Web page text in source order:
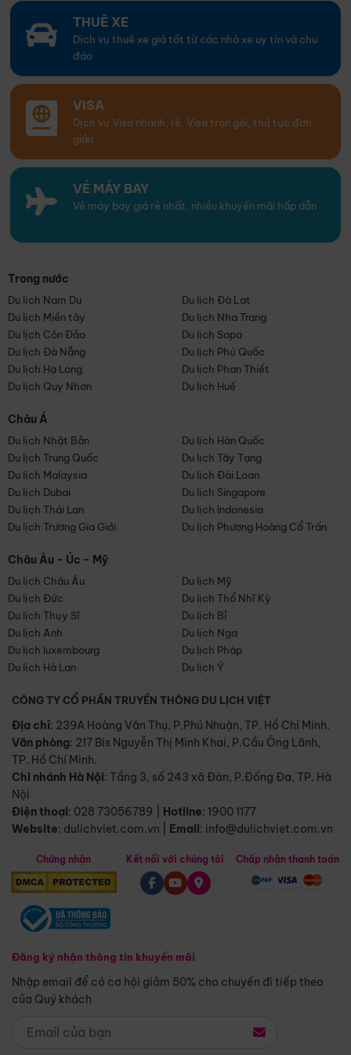
THUÊ XE
Dịch vụ thuê xe giá tốt từ các nhà xe uy tín và chu
đáo
VISA
Dịch vụ Visa nhanh, rẻ. Visa trọn gói, thủ tục đơn
giản
VÉ MÁY BAY
Vé máy bay giá rẻ nhất, nhiều khuyến mãi hấp dẫn
Trong nước
Du lịch Nam Du
Du lịch Đà Lạt
Du lịch Miền tây
Du lịch Nha Trang
Du lịch Côn Đảo
Du lịch Sapa
Du lịch Đà Nẵng
Du lịch Phú Quốc
Du lịch Hạ Long
Du lịch Phan Thiết
Du lịch Quy Nhơn
Du lịch Huế
Châu Á
Du lịch Nhật Bản
Du lịch Hàn Quốc
Du lịch Trung Quốc
Du lịch Tây Tạng
Du lịch Malaysia
Du lịch Đài Loan
Du lịch Dubai
Du lịch Singapore
Du lịch Thái Lan
Du lịch Indonesia
Du lịch Trương Gia Giới
Du lịch Phượng Hoàng Cổ Trấn
Châu Âu - Úc - Mỹ
Du lịch Châu Âu
Du lịch Mỹ
Du lịch Đức
Du lịch Thổ Nhĩ Kỳ
Du lịch Thụy Sĩ
Du lịch Bỉ
Du lịch Anh
Du lịch Nga
Du lịch luxembourg
Du lịch Pháp
Du lịch Hà Lan
Du lịch Ý
CÔNG TY CỔ PHẦN TRUYỀN THÔNG DU LỊCH VIỆT
Địa chỉ: 239A Hoàng Văn Thụ, P.Phú Nhuận, TP. Hồ Chí Minh.
Văn phòng: 217 Bis Nguyễn Thị Minh Khai, P.Cầu Ông Lãnh,
TP. Hồ Chí Minh.
Chi nhánh Hà Nội: Tầng 3, số 243 xã Đàn, P.Đống Đa, TP. Hà
Nội
Điện thoại: 028 73056789 Hotline: 1900 1177
Website: dulichviet.com.vn Email: info@dulichviet.com.vn
Chứng nhận
Đăng ký nhận thông tin khuyến mãi
Nhập email để có cơ hội giảm 50% cho chuyến đi tiếp theo
của Quý khách
Kết nối với chúng tôi Chấp nhận thanh toán